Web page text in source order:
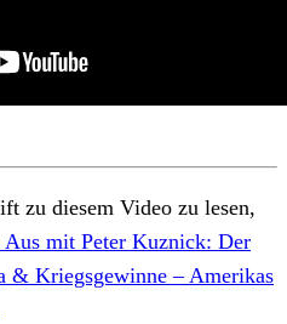
zu diesem Video zu lesen,
mit Peter Kuznick: Der
& Kriegsgewinne – Amerikas